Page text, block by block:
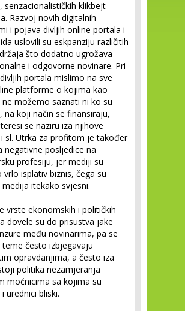
senzacionalističkih klikbejt
Razvoj novih digitalnih
i pojava divljih online portala i
uslovili su eskpanziju različitih
što dodatno ugrožava
i odgovorne novinare. Pri
portala mislimo na sve
platforme o kojima kao
možemo saznati ni ko su
na koji način se finansiraju,
se naziru iza njihove
sl. Utrka za profitom je također
negativne posljedice na
profesiju, jer mediji su
vrlo isplativ biznis, čega su
medija itekako svjesni.
vrste ekonomskih i političkih
dovele su do prisustva jake
među novinarima, pa se
teme često izbjegavaju
opravdanjima, a često iza
politika nezamjeranja
moćnicima sa kojima su
urednici bliski.